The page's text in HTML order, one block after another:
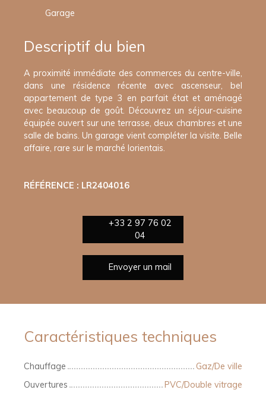
Garage
Descriptif du bien
A proximité immédiate des commerces du centre-ville,
dans une résidence récente avec ascenseur, bel
appartement de type 3 en parfait état et aménagé
avec beaucoup de goût. Découvrez un séjour-cuisine
équipée ouvert sur une terrasse, deux chambres et une
salle de bains. Un garage vient compléter la visite. Belle
affaire, rare sur le marché lorientais.
RÉFÉRENCE : LR2404016
+33 2 97 76 02
04
Envoyer un mail
Caractéristiques techniques
Chauffage
Gaz/De ville
Ouvertures
PVC/Double vitrage